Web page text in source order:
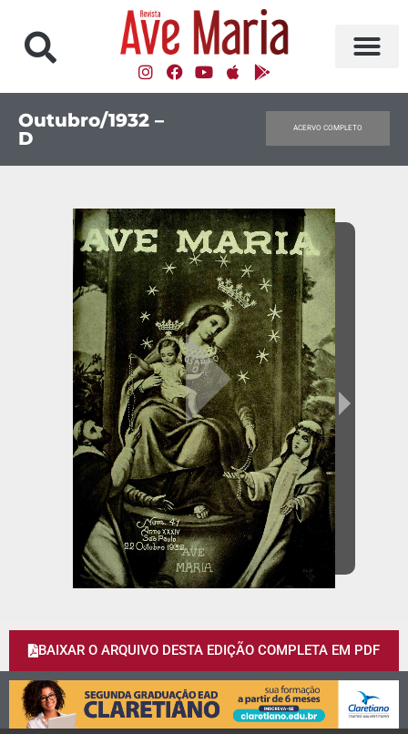
Outubro/1932 –
D
ACERVO COMPLETO
BAIXAR O ARQUIVO DESTA EDIÇÃO COMPLETA EM PDF